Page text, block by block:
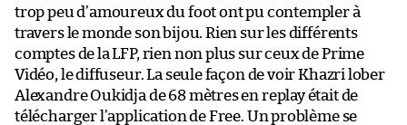
trop peu d’amoureux du foot ont pu contempler à
travers le monde son bijou. Rien sur les différents
comptes de la LFP, rien non plus sur ceux de Prime
Vidéo, le diffuseur. La seule façon de voir Khazri lober
Alexandre Oukidja de 68 mètres en replay était de
télécharger l’application de Free. Un problème se